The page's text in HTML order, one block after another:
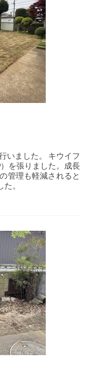
いました。 キウイフ
を張りました。成長
管理も軽減されると
。